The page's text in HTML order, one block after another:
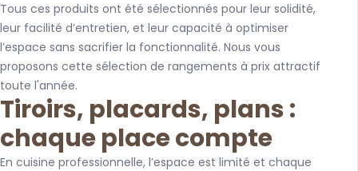
Tous ces produits ont été sélectionnés pour leur solidité,
leur facilité d’entretien, et leur capacité à optimiser
l’espace sans sacrifier la fonctionnalité. Nous vous
proposons cette sélection de rangements à prix attractif
toute l'année.
Tiroirs, placards, plans :
chaque place compte
En cuisine professionnelle, l’espace est limité et chaque